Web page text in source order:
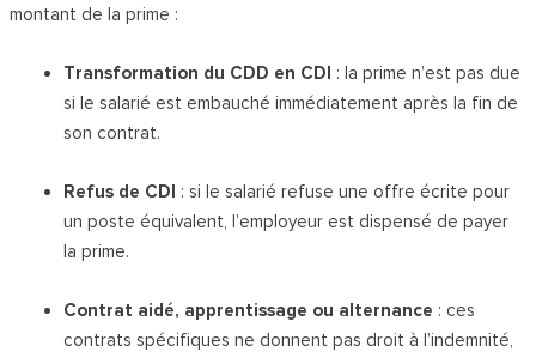
montant de la prime :
Transformation du CDD en CDI : la prime n’est pas due
si le salarié est embauché immédiatement après la fin de
son contrat.
Refus de CDI : si le salarié refuse une offre écrite pour
un poste équivalent, l’employeur est dispensé de payer
la prime.
Contrat aidé, apprentissage ou alternance : ces
contrats spécifiques ne donnent pas droit à l’indemnité,